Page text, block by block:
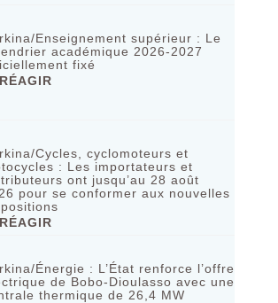
Enseignement supérieur : Le
académique 2026-2027
fixé
Cycles, cyclomoteurs et
: Les importateurs et
ont jusqu’au 28 août
pour se conformer aux nouvelles
Énergie : L’État renforce l’offre
de Bobo-Dioulasso avec une
thermique de 26,4 MW